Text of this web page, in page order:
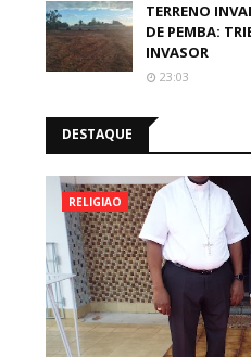
TERRENO
DE PEMBA:
INVASOR
23:03
DESTAQUE
RELIGIAO